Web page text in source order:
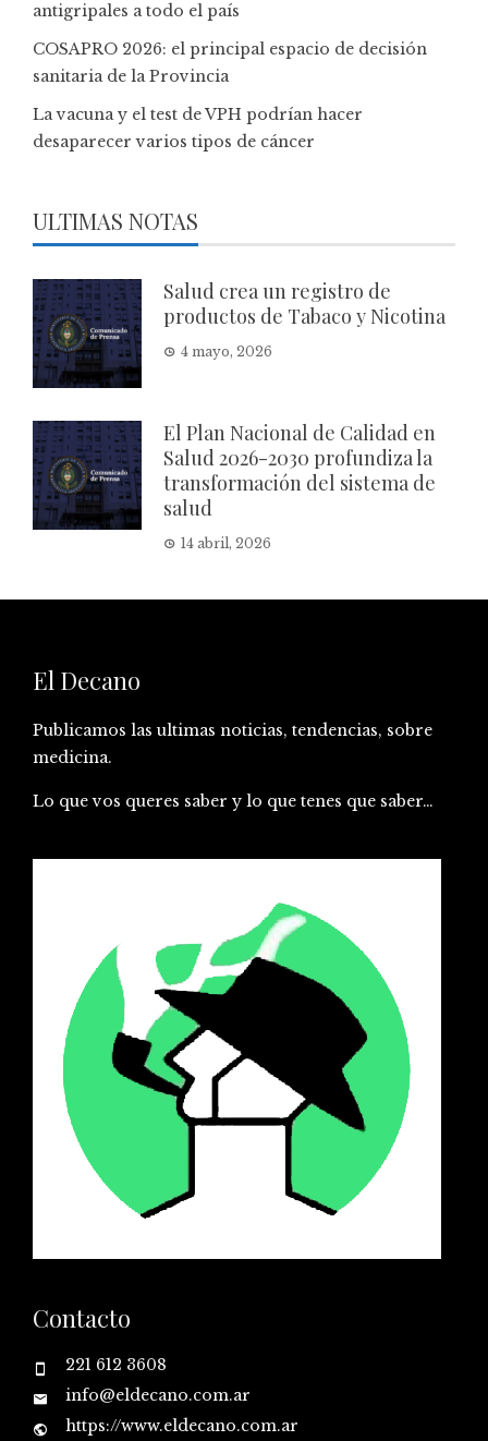
antigripales a todo el país
COSAPRO 2026: el principal espacio de decisión
sanitaria de la Provincia
La vacuna y el test de VPH podrían hacer
desaparecer varios tipos de cáncer
ULTIMAS NOTAS
Salud crea un registro de
productos de Tabaco y Nicotina
4 mayo, 2026
El Plan Nacional de Calidad en
Salud 2026-2030 profundiza la
transformación del sistema de
salud
14 abril, 2026
El Decano
Publicamos las ultimas noticias, tendencias, sobre
medicina.
Lo que vos queres saber y lo que tenes que saber…
Contacto
221 612 3608
info@eldecano.com.ar
https://www.eldecano.com.ar